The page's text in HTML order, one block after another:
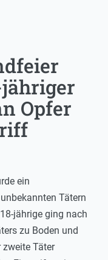
jähriger
Opfer
ein
Tätern
jährige ging nach
zu Boden und
Täter